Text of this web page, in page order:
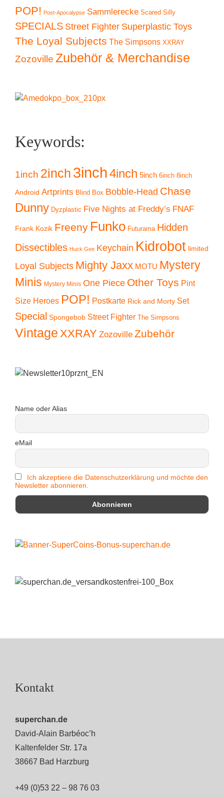
POP! Post-Apocalypse Sammlerecke Scared Silly
SPECIALS Street Fighter Superplastic Toys
The Loyal Subjects The Simpsons XXRAY
Zozoville Zubehör & Merchandise
Keywords:
1inch 2inch 3inch4inch 5inch 6inch 8inch
Android Artprints Blind Box Bobble-Head Chase
Dunny Dyzplastic Five Nights at Freddy’s FNAF
Frank Kozik Freeny Funko Futurama Hidden
Dissectibles Huck Gee Keychain Kidrobot limited
Loyal Subjects Mighty Jaxx MOTU Mystery
Minis Mystery Minis One Piece Other Toys Pint
Size Heroes POP! Postkarte Rick and Morty Set
Special Spongebob Street Fighter The Simpsons
Vintage XXRAY Zozoville Zubehör
Name oder Alias
eMail
Ich akzeptiere die Datenschutzerklärung und möchte den
Newsletter abonnieren.
Kontakt
superchan.de
David-Alain Barbéoc’h
Kaltenfelder Str. 17a
38667 Bad Harzburg
+49 (0)53 22 – 98 76 03